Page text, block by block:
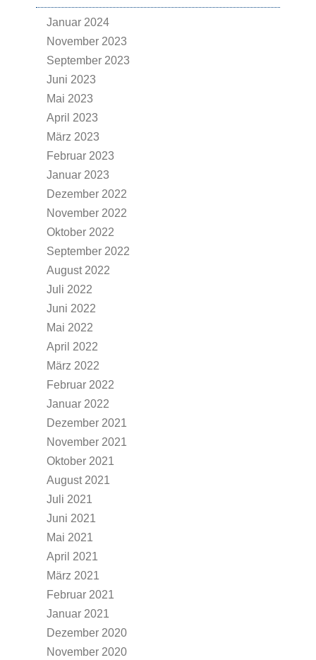
Januar 2024
November 2023
September 2023
Juni 2023
Mai 2023
April 2023
März 2023
Februar 2023
Januar 2023
Dezember 2022
November 2022
Oktober 2022
September 2022
August 2022
Juli 2022
Juni 2022
Mai 2022
April 2022
März 2022
Februar 2022
Januar 2022
Dezember 2021
November 2021
Oktober 2021
August 2021
Juli 2021
Juni 2021
Mai 2021
April 2021
März 2021
Februar 2021
Januar 2021
Dezember 2020
November 2020